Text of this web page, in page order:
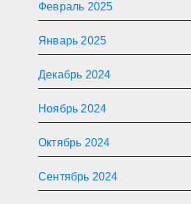
Февраль 2025
Январь 2025
Декабрь 2024
Ноябрь 2024
Октябрь 2024
Сентябрь 2024